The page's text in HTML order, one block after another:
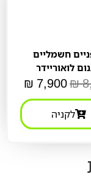
חשמליים
לואוריידר
₪
7,900
₪
לקניה